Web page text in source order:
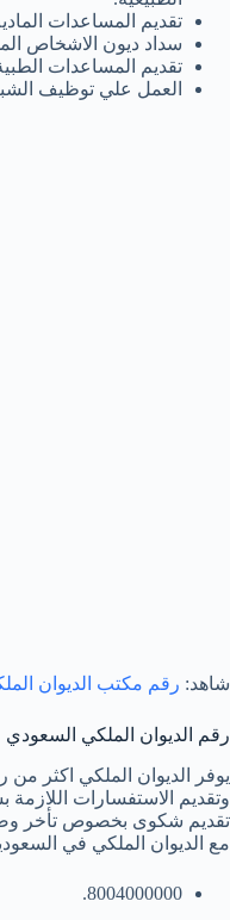
تقديم المساعدات
سداد ديون الاشخاص
تقديم المساعدات
العمل علي توظيف
شاهد: رقم مكتب الديوان
رقم الديوان الملكي السعودي
يوفر الديوان الملكي اكثر
وتقديم الاستفسارات
تقديم شكوى بخصوص تأخر
مع الديوان الملكي في
8004000000.